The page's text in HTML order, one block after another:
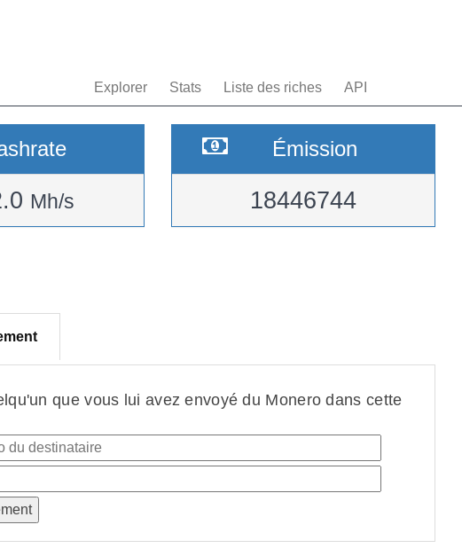
Explorer Stats Liste des riches API
Mh/s
Émission
18446744
que vous lui avez envoyé du Monero dans cette